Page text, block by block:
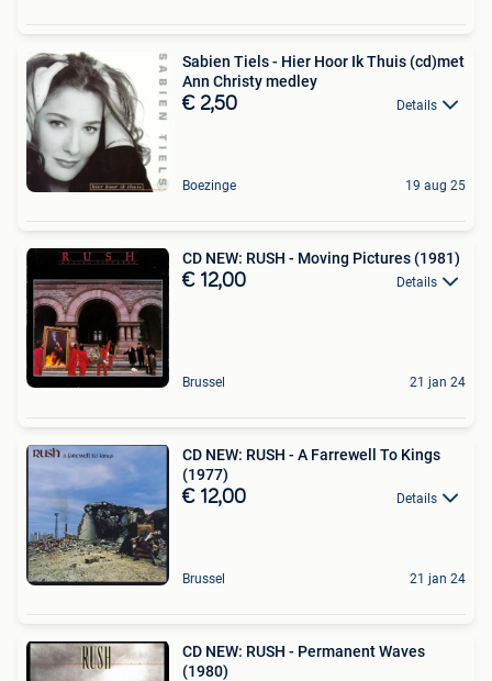
Sabien Tiels - Hier Hoor Ik Thuis (cd)met
Ann Christy medley
€ 2,50 Details
Boezinge 19 aug 25
CD NEW: RUSH - Moving Pictures (1981)
€ 12,00 Details
Brussel 21 jan 24
CD NEW: RUSH - A Farrewell To Kings
(1977)
€ 12,00 Details
Brussel 21 jan 24
CD NEW: RUSH - Permanent Waves
(1980)